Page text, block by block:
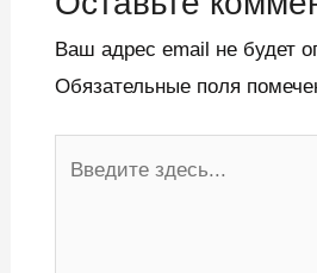
Ваш адрес email не будет
Обязательные поля